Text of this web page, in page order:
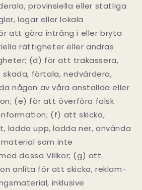
provinsiella eller statliga
lagar eller lokala
att göra intrång i eller bryta
rättigheter eller andras
(d) för att trakassera,
skada, förtala, nedvärdera,
någon av våra anställda eller
(e) för att överföra falsk
(f) att skicka,
ladda upp, ladda ner, använda
som inte
dessa Villkor; (g) att
anlita för att skicka, reklam-
inklusive